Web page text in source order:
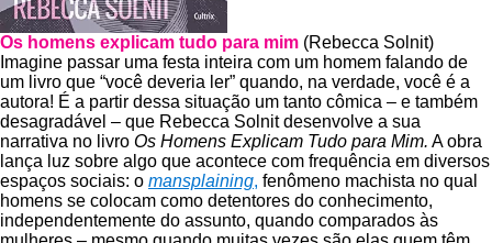
Os homens explicam tudo para mim (Rebecca Solnit)
Imagine passar uma festa inteira com um homem falando de
um livro que “você deveria ler” quando, na verdade, você é a
autora! É a partir dessa situação um tanto cômica – e também
desagradável – que Rebecca Solnit desenvolve a sua
narrativa no livro Os Homens Explicam Tudo para Mim. A obra
lança luz sobre algo que acontece com frequência em diversos
espaços sociais: o mansplaining, fenômeno machista no qual
homens se colocam como detentores do conhecimento,
independentemente do assunto, quando comparados às